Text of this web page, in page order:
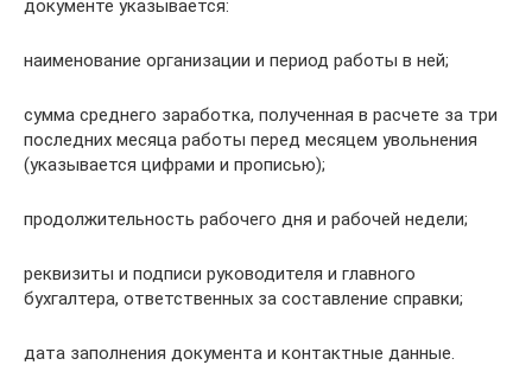
документе указывается:
наименование организации и период работы в ней;
сумма среднего заработка, полученная в расчете за три
последних месяца работы перед месяцем увольнения
(указывается цифрами и прописью);
продолжительность рабочего дня и рабочей недели;
реквизиты и подписи руководителя и главного
бухгалтера, ответственных за составление справки;
дата заполнения документа и контактные данные.